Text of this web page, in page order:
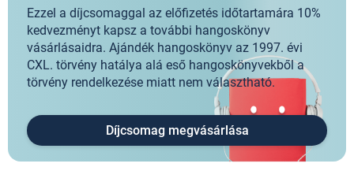
Ezzel a díjcsomaggal az előfizetés időtartamára 10%
kedvezményt kapsz a további hangoskönyv
vásárlásaidra. Ajándék hangoskönyv az 1997. évi
CXL. törvény hatálya alá eső hangoskönyvekből a
törvény rendelkezése miatt nem választható.
Díjcsomag megvásárlása